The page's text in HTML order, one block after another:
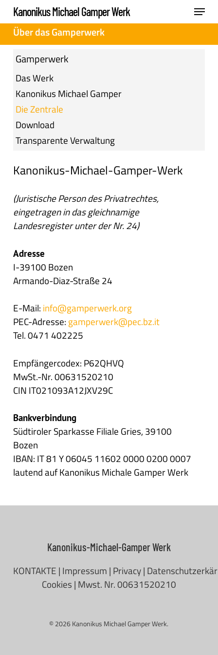
Skip
to
main
content
Kanonikus Michael Gamper Werk Menu
Über das Gamperwerk
Gamperwerk
Das Werk
Kanonikus Michael Gamper
Die Zentrale
Download
Transparente Verwaltung
Kanonikus-Michael-Gamper-Werk
(Juristische Person des Privatrechtes,
eingetragen in das gleichnamige
Landesregister unter der Nr. 24)
Adresse
I-39100 Bozen
Armando-Diaz-Straße 24
E-Mail: info@gamperwerk.org
PEC-Adresse: gamperwerk@pec.bz.it
Tel. 0471 402225
Empfängercodex: P62QHVQ
MwSt.-Nr. 00631520210
CIN IT021093A12JXV29C
Bankverbindung
Südtiroler Sparkasse Filiale Gries, 39100
Bozen
IBAN: IT 81 Y 06045 11602 0000 0200 0007
lautend auf Kanonikus Michale Gamper Werk
Kanonikus-Michael-Gamper Werk
KONTAKTE | Impressum | Privacy|
Cookies | Mwst. Nr. 00631520210
© 2026 Kanonikus Michael Gamper Werk.
Menu